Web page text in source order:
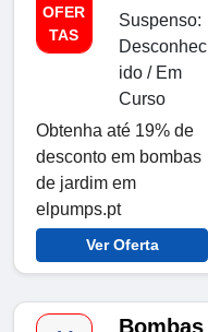
OFER
TAS
Suspenso:
Desconhec
ido / Em
Curso
Obtenha até 19% de
desconto em bombas
de jardim em
elpumps.pt
Ver Oferta
Bombas